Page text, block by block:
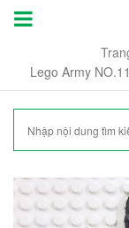
Lego Army